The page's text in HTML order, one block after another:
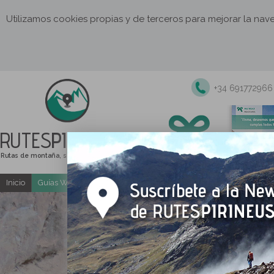
Utilizamos cookies propias y de terceros para mejorar la
RUTESPIRINEUS
Rutas de montaña, senderismo y excursiones
+34 691772966
Inicio Guías Web y PDF gratuitas Excursiones y actividades